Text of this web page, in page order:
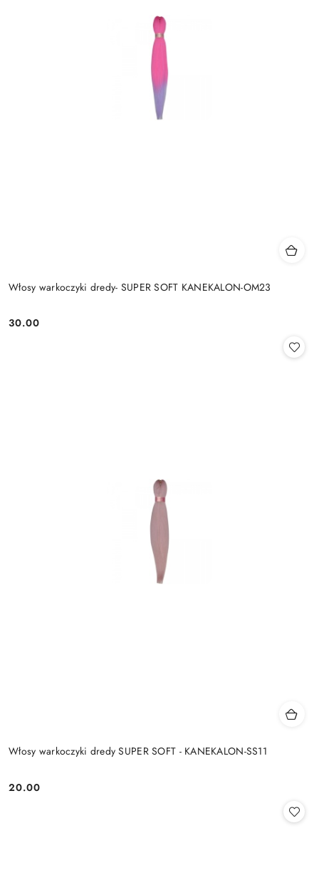
Włosy warkoczyki dredy- SUPER SOFT KANEKALON-OM23
Cena:
30.00
Włosy warkoczyki dredy SUPER SOFT - KANEKALON-SS11
Cena:
20.00